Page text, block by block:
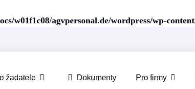
w01f1c08/agvpersonal.de/wordpress/wp-
žadatele Dokumenty Pro firmy